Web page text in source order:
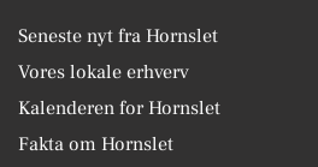
Seneste nyt fra Hornslet
Vores lokale erhverv
Kalenderen for Hornslet
Fakta om Hornslet